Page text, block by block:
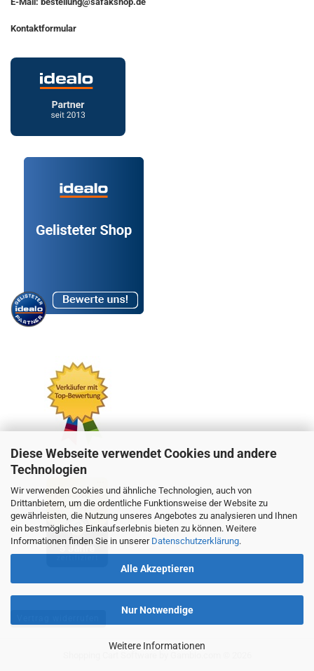
Diese Webseite verwendet Cookies und andere
Technologien
Wir verwenden Cookies und ähnliche Technologien, auch von
Drittanbietern, um die ordentliche Funktionsweise der Website zu
gewährleisten, die Nutzung unseres Angebotes zu analysieren und Ihnen
ein bestmögliches Einkaufserlebnis bieten zu können. Weitere
Informationen finden Sie in unserer Datenschutzerklärung.
Alle Akzeptieren
Nur Notwendige
Weitere Informationen
Kontaktformular